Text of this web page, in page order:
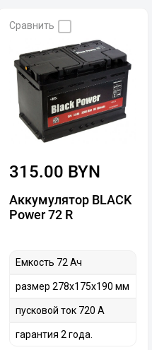
Сравнить
315.00 BYN
Аккумулятор BLACK
Power 72 R
Емкость 72 Ач
размер 278х175х190 мм
пусковой ток 720 А
гарантия 2 года.